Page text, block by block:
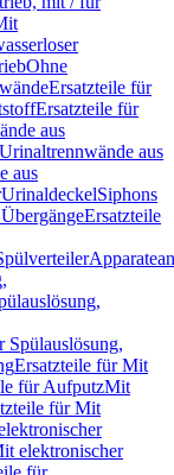
Ohne
Ersatzteile für
Ersatzteile für
aus
Urinaltrennwände aus
aus
UrinaldeckelSiphons
Ersatzteile
Spülauslösung,
Ersatzteile für Mit
für AufputzMit
für Mit
elektronischer